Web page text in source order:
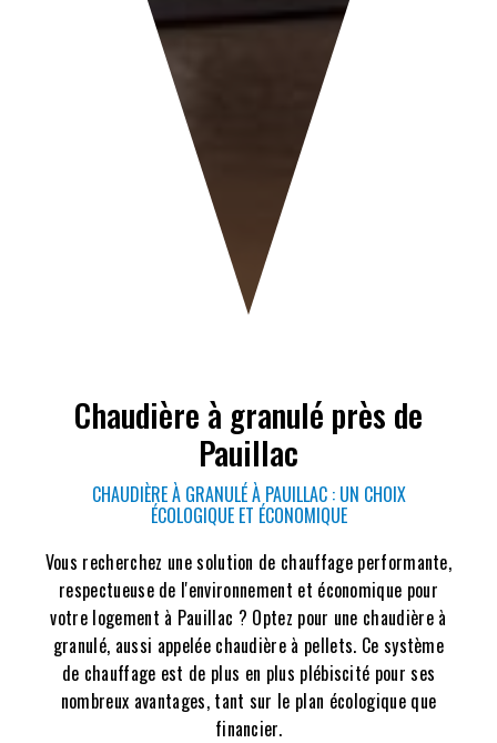
Chaudière à granulé près de
Pauillac
CHAUDIÈRE À GRANULÉ À PAUILLAC : UN CHOIX
ÉCOLOGIQUE ET ÉCONOMIQUE
Vous recherchez une solution de chauffage performante,
respectueuse de l'environnement et économique pour
votre logement à Pauillac ? Optez pour une chaudière à
granulé, aussi appelée chaudière à pellets. Ce système
de chauffage est de plus en plus plébiscité pour ses
nombreux avantages, tant sur le plan écologique que
financier.